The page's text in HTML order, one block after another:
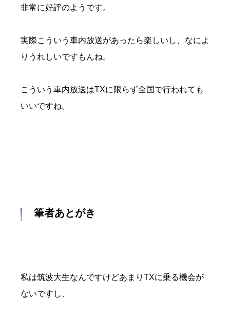
非常に好評のようです。
実際こういう車内放送があったら楽しいし、なによ
りうれしいですもんね。
こういう車内放送はTXに限らず全国で行われても
いいですね。
筆者あとがき
私は筑波大生なんですけどあまりTXに乗る機会が
ないですし、